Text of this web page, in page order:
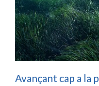
Avançant cap a la